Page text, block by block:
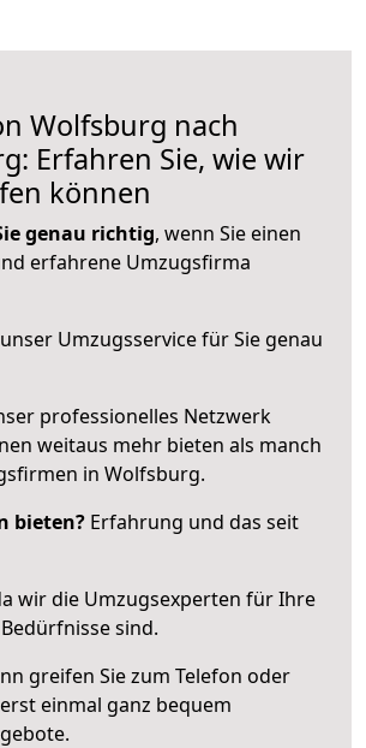
Wolfsburg nach
Erfahren Sie, wie wir
können
genau richtig, wenn Sie einen
erfahrene Umzugsfirma
Umzugsservice für Sie genau
professionelles Netzwerk
weitaus mehr bieten als manch
in Wolfsburg.
bieten? Erfahrung und das seit
wir die Umzugsexperten für Ihre
sind.
greifen Sie zum Telefon oder
einmal ganz bequem